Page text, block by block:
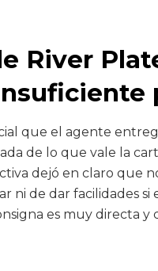
River
que el agente
de lo que vale la
dejó en claro que
ni de dar facilidades
es muy directa